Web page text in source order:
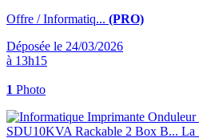
Offre / Informatiq... (PRO)
Déposée le 24/03/2026
à 13h15
1 Photo